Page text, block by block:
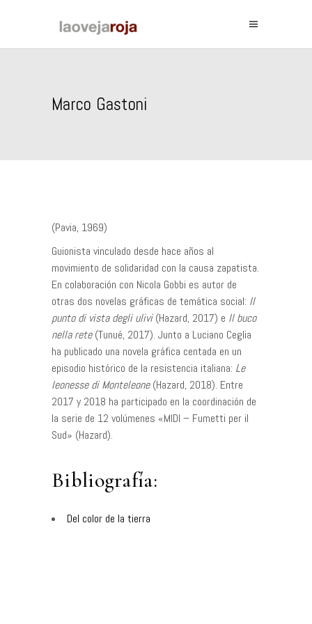
Marco Gastoni
(Pavia, 1969)
Guionista vinculado desde hace años al
movimiento de solidaridad con la causa zapatista.
En colaboración con Nicola Gobbi es autor de
otras dos novelas gráficas de temática social: Il
punto di vista degli ulivi(Hazard, 2017) e Il buco
nella rete(Tunué, 2017). Junto a Luciano Ceglia
ha publicado una novela gráfica centada en un
episodio histórico de la resistencia italiana: Le
leonesse di Monteleone(Hazard, 2018). Entre
2017 y 2018 ha participado en la coordinación de
la serie de 12 volúmenes «MIDI – Fumetti per il
Sud» (Hazard).
Bibliografía:
Del color de la tierra